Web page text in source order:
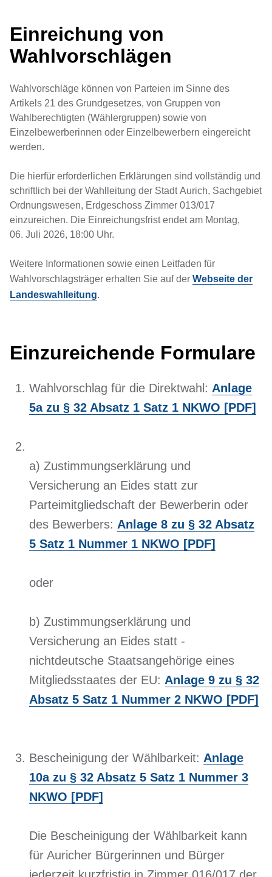
Einreichung von
Wahlvorschlägen
Wahlvorschläge können von Parteien im Sinne des
Artikels 21 des Grundgesetzes, von Gruppen von
Wahlberechtigten (Wählergruppen) sowie von
Einzelbewerberinnen oder Einzelbewerbern eingereicht
werden.
Die hierfür erforderlichen Erklärungen sind vollständig und
schriftlich bei der Wahlleitung der Stadt Aurich, Sachgebiet
Ordnungswesen, Erdgeschoss Zimmer 013/017
einzureichen. Die Einreichungsfrist endet am Montag,
06. Juli 2026, 18:00 Uhr.
Weitere Informationen sowie einen Leitfaden für
Wahlvorschlagsträger erhalten Sie auf der Webseite der
Landeswahlleitung.
Einzureichende Formulare
Wahlvorschlag für die Direktwahl: Anlage
5a zu § 32 Absatz 1 Satz 1 NKWO [PDF]
a) Zustimmungserklärung und
Versicherung an Eides statt zur
Parteimitgliedschaft der Bewerberin oder
des Bewerbers: Anlage 8 zu § 32 Absatz
5 Satz 1 Nummer 1 NKWO [PDF]
oder
b) Zustimmungserklärung und
Versicherung an Eides statt -
nichtdeutsche Staatsangehörige eines
Mitgliedsstaates der EU: Anlage 9 zu § 32
Absatz 5 Satz 1 Nummer 2 NKWO [PDF]
Bescheinigung der Wählbarkeit: Anlage
10a zu § 32 Absatz 5 Satz 1 Nummer 3
NKWO [PDF]
Die Bescheinigung der Wählbarkeit kann
für Auricher Bürgerinnen und Bürger